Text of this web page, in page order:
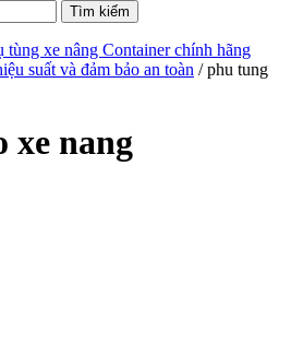
tùng xe nâng Container chính hãng
suất và đảm bảo an toàn / phu tung
xe nang